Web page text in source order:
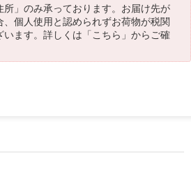
」のみ承っております。お届け先が
個人使用と認められずお荷物が税関
ます。詳しくは「こちら 」からご確